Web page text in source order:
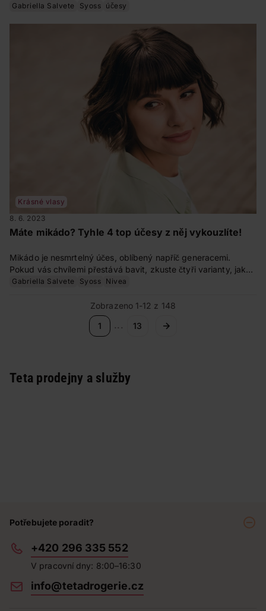
k bazénu či na pláž, díky kterým budete vypadat skvěle.
Gabriella Salvete Syoss účesy
Krásné vlasy
8. 6. 2023
Máte mikádo? Tyhle 4 top účesy z něj vykouzlíte!
Mikádo je nesmrtelný účes, oblíbený napříč generacemi.
Pokud vás chvílemi přestává bavit, zkuste čtyři varianty, jak
ho učesat jinak, než jste zvyklá. Zde jsou naše tipy.
Gabriella Salvete Syoss Nivea
Zobrazeno 1-12 z 148
1
... 13
Teta prodejny a služby
Potřebujete poradit?
+420 296 335 552
V pracovní dny: 8:00–16:30
info@tetadrogerie.cz